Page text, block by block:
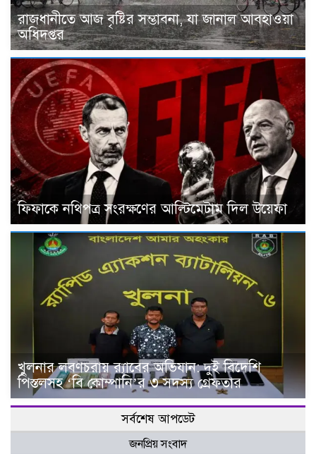
রাজধানীতে আজ বৃষ্টির সম্ভাবনা, যা জানাল আবহাওয়া
অধিদপ্তর
ফিফাকে নথিপত্র সংরক্ষণের আল্টিমেটাম দিল উয়েফা
খুলনার লবণচরায় র‍্যাবের অভিযান: দুই বিদেশি
পিস্তলসহ ‘বি কোম্পানি’র ৩ সদস্য গ্রেফতার
সর্বশেষ আপডেট
জনপ্রিয় সংবাদ